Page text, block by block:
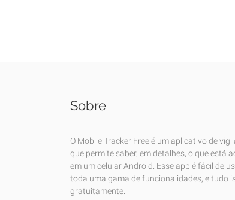
Sobre
O Mobile Tracker Free é um aplicativo de
que permite saber, em detalhes, o que está
em um celular Android. Esse app é fácil de
toda uma gama de funcionalidades, e tudo
gratuitamente.